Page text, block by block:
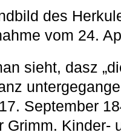
des
vom 24.
sieht, dasz
September
Grimm. Kinder-